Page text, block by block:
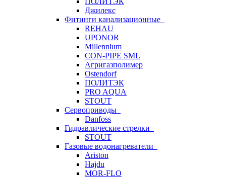
Джилекс
Фитинги канализационные
REHAU
UPONOR
Millennium
CON-PIPE SML
Агригазполимер
Ostendorf
ПОЛИТЭК
PRO AQUA
STOUT
Сервоприводы
Danfoss
Гидравлические стрелки
STOUT
Газовые водонагреватели
Ariston
Hajdu
MOR-FLO